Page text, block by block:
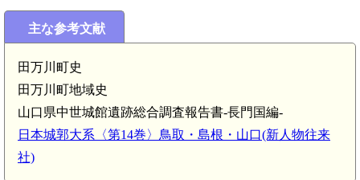
主な参考文献
田万川町史
田万川町地域史
山口県中世城館遺跡総合調査報告書-長門国編-
日本城郭大系〈第14巻〉鳥取・島根・山口(新人物往来
社)